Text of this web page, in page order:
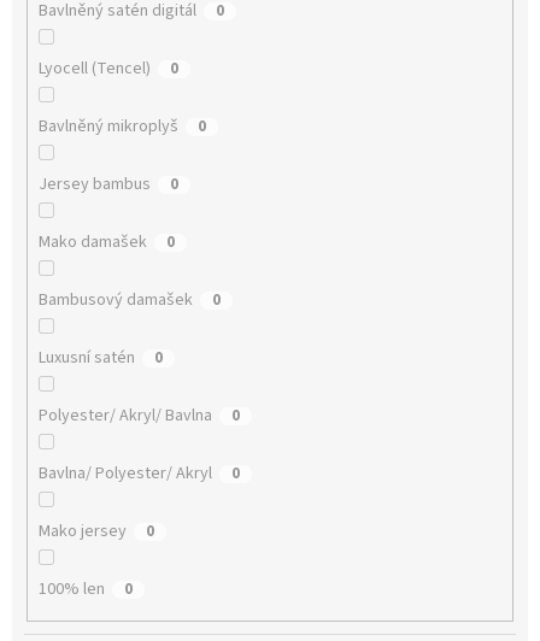
Bavlněný satén digitál 0
Lyocell (Tencel) 0
Bavlněný mikroplyš 0
Jersey bambus 0
Mako damašek 0
Bambusový damašek 0
Luxusní satén 0
Polyester/ Akryl/ Bavlna 0
Bavlna/ Polyester/ Akryl 0
Mako jersey 0
100% len 0